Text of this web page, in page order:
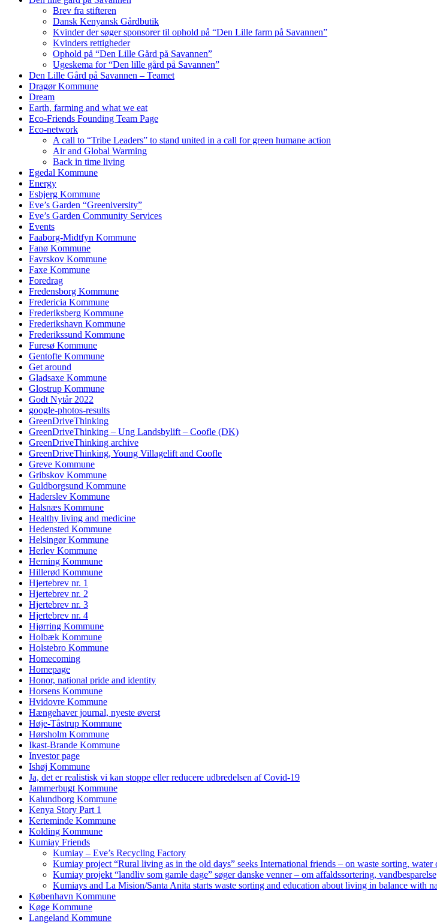
Brev fra stifteren
Dansk Kenyansk Gårdbutik
Kvinder der søger sponsorer til ophold på “Den Lille farm på Savannen”
Kvinders rettigheder
Ophold på “Den Lille Gård på Savannen”
Ugeskema for “Den lille gård på Savannen”
Den Lille Gård på Savannen – Teamet
Dragør Kommune
Dream
Earth, farming and what we eat
Eco-Friends Founding Team Page
Eco-network
A call to “Tribe Leaders” to stand united in a call for green humane action
Air and Global Warming
Back in time living
Egedal Kommune
Energy
Esbjerg Kommune
Eve’s Garden “Greeniversity”
Eve’s Garden Community Services
Events
Faaborg-Midtfyn Kommune
Fanø Kommune
Favrskov Kommune
Faxe Kommune
Foredrag
Fredensborg Kommune
Fredericia Kommune
Frederiksberg Kommune
Frederikshavn Kommune
Frederikssund Kommune
Furesø Kommune
Gentofte Kommune
Get around
Gladsaxe Kommune
Glostrup Kommune
Godt Nytår 2022
google-photos-results
GreenDriveThinking
GreenDriveThinking – Ung Landsbylift – Coofle (DK)
GreenDriveThinking archive
GreenDriveThinking, Young Villagelift and Coofle
Greve Kommune
Gribskov Kommune
Guldborgsund Kommune
Haderslev Kommune
Halsnæs Kommune
Healthy living and medicine
Hedensted Kommune
Helsingør Kommune
Herlev Kommune
Herning Kommune
Hillerød Kommune
Hjertebrev nr. 1
Hjertebrev nr. 2
Hjertebrev nr. 3
Hjertebrev nr. 4
Hjørring Kommune
Holbæk Kommune
Holstebro Kommune
Homecoming
Homepage
Honor, national pride and identity
Horsens Kommune
Hvidovre Kommune
Hængehaver journal, nyeste øverst
Høje-Tåstrup Kommune
Hørsholm Kommune
Ikast-Brande Kommune
Investor page
Ishøj Kommune
Ja, det er realistisk vi kan stoppe eller reducere udbredelsen af Covid-19
Jammerbugt Kommune
Kalundborg Kommune
Kenya Story Part 1
Kerteminde Kommune
Kolding Kommune
Kumiay Friends
Kumiay – Eve’s Recycling Factory
Kumiay project “Rural living as in the old days” seeks International friends – on waste sorting,
Kumiay projekt “landliv som gamle dage” søger danske venner – om affaldssortering,
Kumiays and La Mision/Santa Anita starts waste sorting and education about living in balance with
København Kommune
Køge Kommune
Langeland Kommune